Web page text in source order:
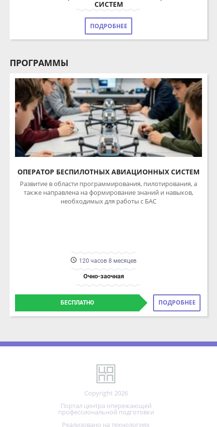
ПОДРОБНЕЕ
ОПЕРАТОР БЕСПИЛОТНЫХ АВИАЦИОННЫХ СИСТЕМ
также направлена на формирование знаний и навыков,
необходимых для работы с БАС
БЕСПЛАТНО
Copyright 2026
Портал центра опережающей
Реализовано на технологиях